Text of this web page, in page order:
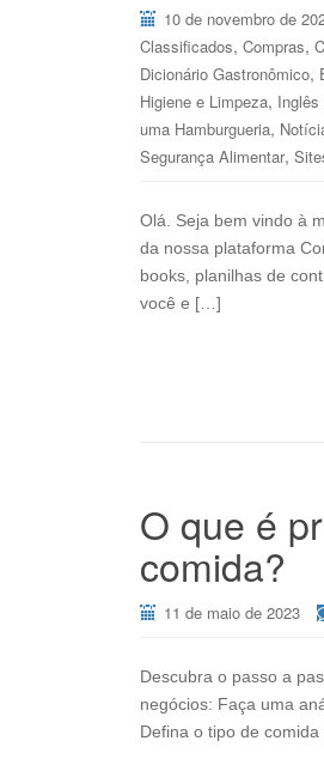
10 de novembro de
Classificados, Compras,
Dicionário Gastronômico,
Higiene e Limpeza, Inglês
uma Hamburgueria,
Segurança Alimentar,
Olá. Seja bem vindo à
da nossa plataforma
books, planilhas de
você e […]
O que é
comida?
11 de maio de 2023
Descubra o passo a
negócios: Faça uma
Defina o tipo de